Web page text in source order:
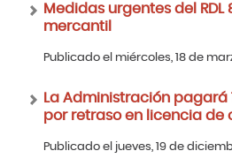
Medidas urgentes del
mercantil
Publicado el miércoles, 18 de
La Administración pagará
por retraso en licencia de
Publicado el jueves, 19 de